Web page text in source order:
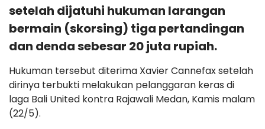
setelah dijatuhi hukuman larangan
bermain (skorsing) tiga pertandingan
dan denda sebesar 20 juta rupiah.
Hukuman tersebut diterima Xavier Cannefax setelah
dirinya terbukti melakukan pelanggaran keras di
laga Bali United kontra Rajawali Medan, Kamis malam
(22/5).